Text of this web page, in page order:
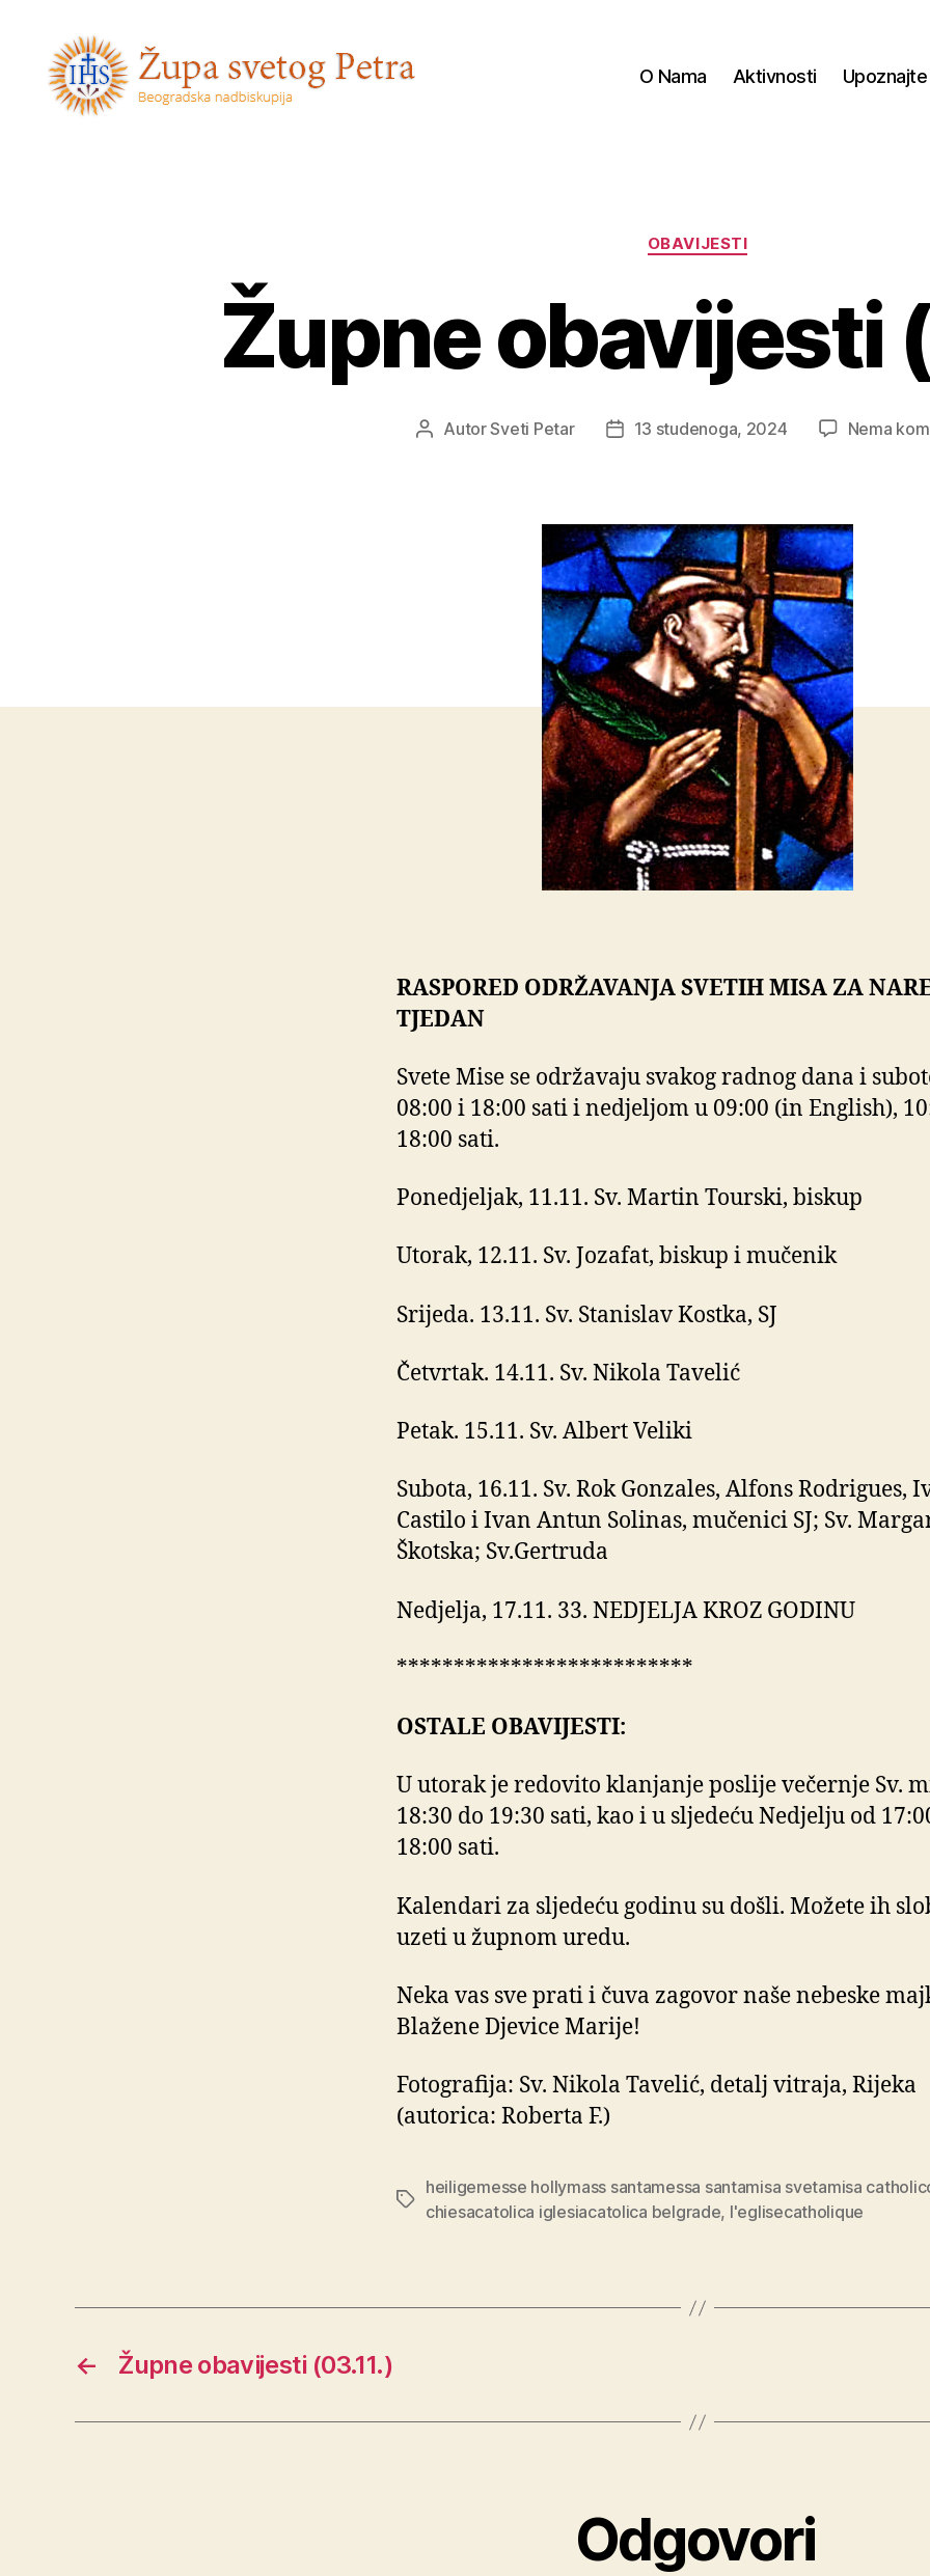
O Nama Aktivnosti Upoznajte
Kategorije
OBAVIJESTI
Župne obavijesti
AutorAutorSveti Petar
Datum
13 studenoga, 2024 Nema
RASPORED ODRŽAVANJA SVETIH MISA ZA
TJEDAN
Svete Mise se održavaju svakog radnog dana i
08:00 i 18:00 sati i nedjeljom u 09:00 (in English),
18:00 sati.
Ponedjeljak, 11.11. Sv. Martin Tourski, biskup
Utorak, 12.11. Sv. Jozafat, biskup i mučenik
Srijeda. 13.11. Sv. Stanislav Kostka, SJ
Četvrtak. 14.11. Sv. Nikola Tavelić
Petak. 15.11. Sv. Albert Veliki
Subota, 16.11. Sv. Rok Gonzales, Alfons Rodrigues,
Castilo i Ivan Antun Solinas, mučenici SJ; Sv.
Škotska; Sv.Gertruda
Nedjelja, 17.11. 33. NEDJELJA KROZ GODINU
**************************
OSTALE OBAVIJESTI:
U utorak je redovito klanjanje poslije večernje Sv.
18:30 do 19:30 sati, kao i u sljedeću Nedjelju od
18:00 sati.
Kalendari za sljedeću godinu su došli. Možete ih
uzeti u župnom uredu.
Neka vas sve prati i čuva zagovor naše nebeske
Blažene Djevice Marije!
Fotografija: Sv. Nikola Tavelić, detalj vitraja, Rijeka
(autorica: Roberta F.)
Oznake
heiligemesse hollymass santamessa santamisa svetamisa
chiesacatolica iglesiacatolica belgrade, l'eglisecatholique
← Župne obavijesti (03.11.)
Odgovori